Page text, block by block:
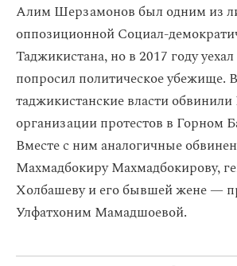
Алим Шерзамонов был одним из
оппозиционной Социал-
Таджикистана, но в 2017 году
попросил политическое убежище.
таджикистанские власти
организации протестов в Горном
Вместе с ним аналогичные
Махмадбокиру Махмадбокирову,
Холбашеву и его бывшей жене —
Улфатхоним Мамадшоевой.